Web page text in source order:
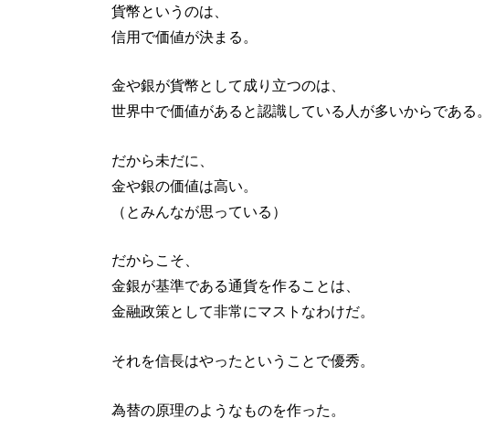
貨幣というのは、
信用で価値が決まる。
金や銀が貨幣として成り立つのは、
世界中で価値があると認識している人が多いからである。
だから未だに、
金や銀の価値は高い。
（とみんなが思っている）
だからこそ、
金銀が基準である通貨を作ることは、
金融政策として非常にマストなわけだ。
それを信長はやったということで優秀。
為替の原理のようなものを作った。